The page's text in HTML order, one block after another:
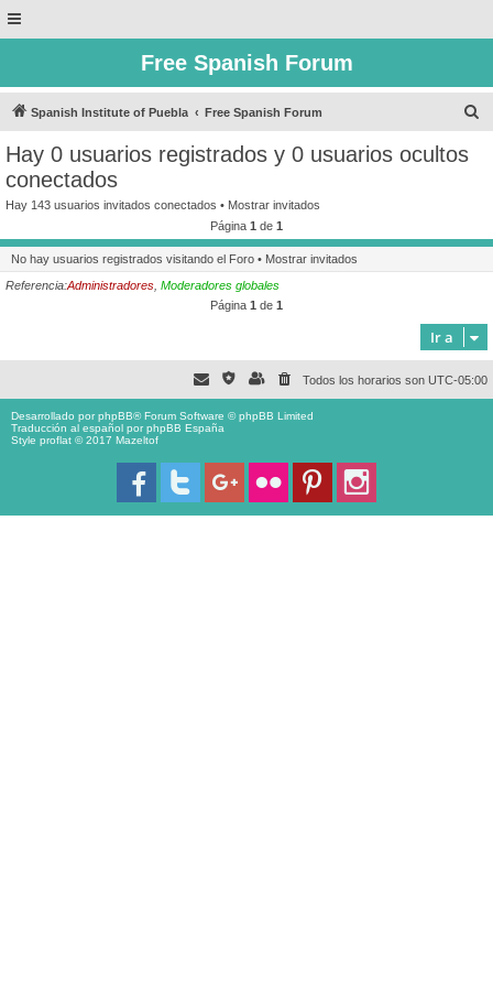
Free Spanish Forum
Spanish Institute of Puebla Free Spanish Forum
r
Hay 0 usuarios registrados y 0 usuarios ocultos
conectados
Hay 143 usuarios invitados conectados • Mostrar invitados
Página 1 de 1
No hay usuarios registrados visitando el Foro • Mostrar invitados
Referencia:Administradores Moderadores globales
Página 1 de 1
Ir a
Todos los horarios son UTC-05:00
Desarrollado porphpBB® Forum Software © phpBB Limited
Traducción al español porphpBB España
Style proflat © 2017 Mazeltof